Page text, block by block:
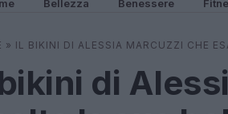
Bellezza Benessere
» IL BIKINI DI ALESSIA MARCUZZI CHE
di